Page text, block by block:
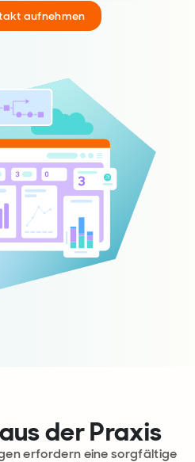
aufnehmen
der Praxis
erfordern eine sorgfältige